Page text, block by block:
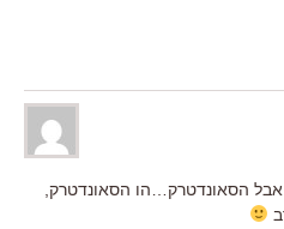
אבל הסאונדטרק…הו הסאונדטרק,